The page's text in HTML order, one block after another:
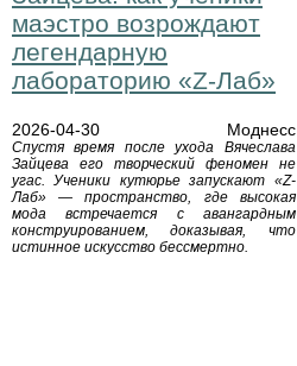
маэстро возрождают
легендарную
лабораторию «Z-Лаб»
2026-04-30 Моднесс
Спустя время после ухода Вячеслава
Зайцева его творческий феномен не
угас. Ученики кутюрье запускают «Z-
Лаб» — пространство, где высокая
мода встречается с авангардным
конструированием, доказывая, что
истинное искусство бессмертно.